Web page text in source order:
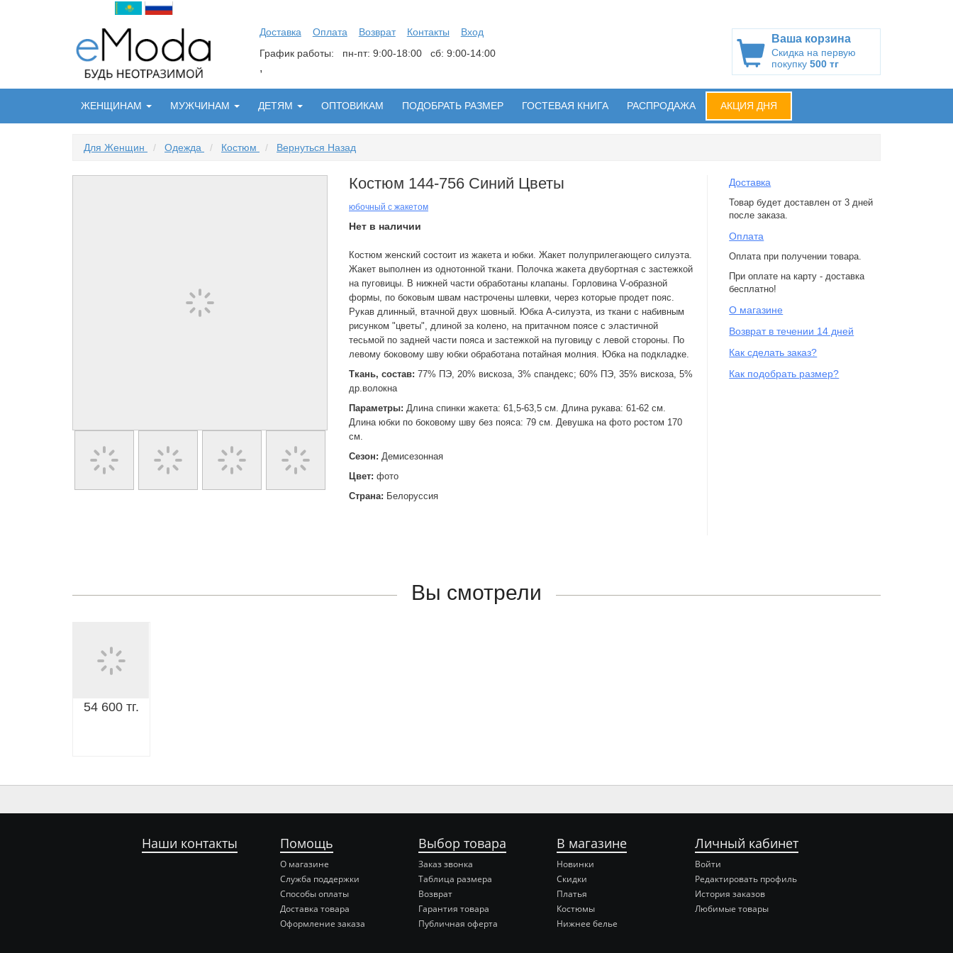
Доставка Оплата Возврат Контакты
Вход
График работы: пн-пт: 9:00-18:00 сб: 9:00-14:00
,
Ваша корзина
Скидка на первую
покупку 500 тг
ЖЕНЩИНАМ МУЖЧИНАМ ДЕТЯМ ОПТОВИКАМ ПОДОБРАТЬ РАЗМЕР ГОСТЕВАЯ КНИГА РАСПРОДАЖА АКЦИЯ ДНЯ
Для Женщин / Одежда / Костюм / Вернуться Назад
Костюм 144-756 Синий Цветы
юбочный с жакетом
Нет в наличии
Костюм женский состоит из жакета и юбки. Жакет полуприлегающего силуэта.
Жакет выполнен из однотонной ткани. Полочка жакета двубортная с застежкой
на пуговицы. В нижней части обработаны клапаны. Горловина V-образной
формы, по боковым швам настрочены шлевки, через которые продет пояс.
Рукав длинный, втачной двух шовный. Юбка А-силуэта, из ткани с набивным
рисунком "цветы", длиной за колено, на притачном поясе с эластичной
тесьмой по задней части пояса и застежкой на пуговицу с левой стороны. По
левому боковому шву юбки обработана потайная молния. Юбка на подкладке.
Ткань, состав: 77% ПЭ, 20% вискоза, 3% спандекс; 60% ПЭ, 35% вискоза, 5%
др.волокна
Параметры: Длина спинки жакета: 61,5-63,5 см. Длина рукава: 61-62 см.
Длина юбки по боковому шву без пояса: 79 см. Девушка на фото ростом 170
см.
Сезон: Демисезонная
Цвет: фото
Страна: Белоруссия
Доставка
Товар будет доставлен от 3 дней
после заказа.
Оплата
Оплата при получении товара.
При оплате на карту - доставка
бесплатно!
О магазине
Возврат в течении 14 дней
Как сделать заказ?
Как подобрать размер?
Вы смотрели
54 600 тг.
Наши контакты Помощь
О магазине
Служба поддержки
Способы оплаты
Доставка товара
Оформление заказа
Выбор товара
Заказ звонка
Таблица размера
Возврат
Гарантия товара
Публичная оферта
В магазине
Новинки
Скидки
Платья
Костюмы
Нижнее белье
Личный кабинет
Войти
Редактировать профиль
История заказов
Любимые товары